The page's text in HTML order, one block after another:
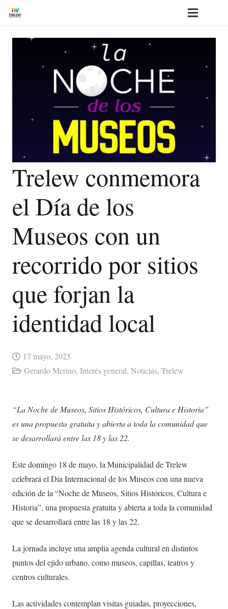
Trelew conmemora
el Día de los
Museos con un
recorrido por sitios
que forjan la
identidad local
17 mayo, 2025
Gerardo Merino, Interés general, Noticias, Trelew
“La Noche de Museos, Sitios Históricos, Cultura e Historia”
es una propuesta gratuita y abierta a toda la comunidad que
se desarrollará entre las 18 y las 22.
Este domingo 18 de mayo, la Municipalidad de Trelew
celebrará el Día Internacional de los Museos con una nueva
edición de la “Noche de Museos, Sitios Históricos, Cultura e
Historia”, una propuesta gratuita y abierta a toda la comunidad
que se desarrollará entre las 18 y las 22.
La jornada incluye una amplia agenda cultural en distintos
puntos del ejido urbano, como museos, capillas, teatros y
centros culturales.
Las actividades contemplan visitas guiadas, proyecciones,